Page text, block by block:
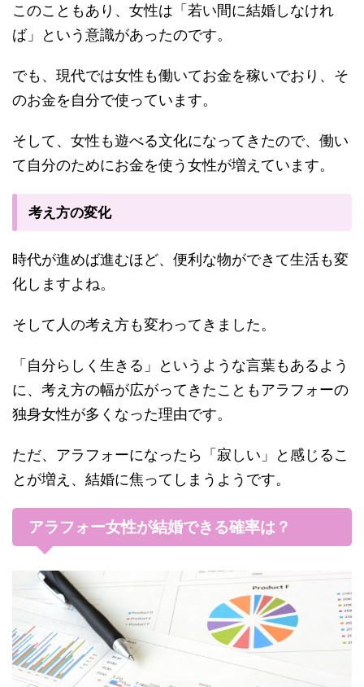
このこともあり、女性は「若い間に結婚しなけれ
ば」という意識があったのです。
でも、現代では女性も働いてお金を稼いでおり、そ
のお金を自分で使っています。
そして、女性も遊べる文化になってきたので、働い
て自分のためにお金を使う女性が増えています。
考え方の変化
時代が進めば進むほど、便利な物ができて生活も変
化しますよね。
そして人の考え方も変わってきました。
「自分らしく生きる」というような言葉もあるよう
に、考え方の幅が広がってきたこともアラフォーの
独身女性が多くなった理由です。
ただ、アラフォーになったら「寂しい」と感じるこ
とが増え、結婚に焦ってしまうようです。
アラフォー女性が結婚できる確率は？